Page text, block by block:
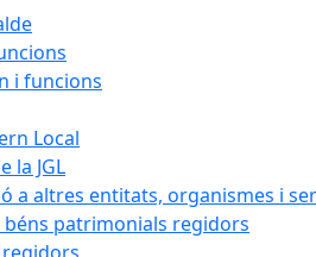
i funcions
Local
la JGL
a altres entitats, organismes i
béns patrimonials regidors